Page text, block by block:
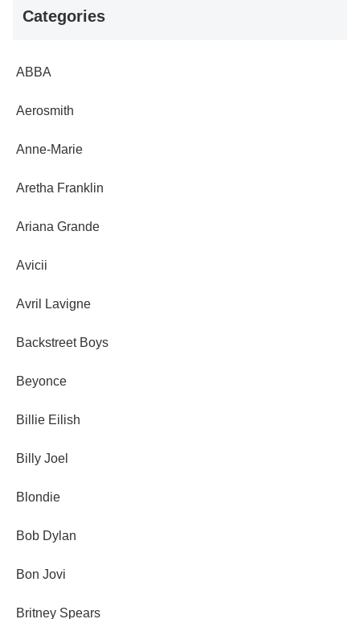
Categories
ABBA
Aerosmith
Anne-Marie
Aretha Franklin
Ariana Grande
Avicii
Avril Lavigne
Backstreet Boys
Beyonce
Billie Eilish
Billy Joel
Blondie
Bob Dylan
Bon Jovi
Britney Spears